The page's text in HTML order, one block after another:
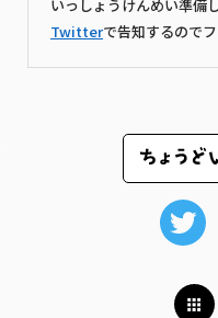
いっしょうけんめい準備
Twitterで告知するので